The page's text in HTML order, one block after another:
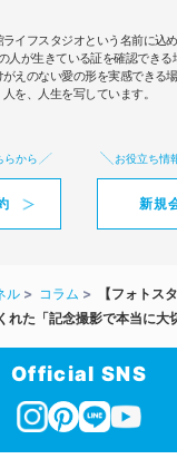
イフスタジオという名前に込め
人が生きている証を確認できる
えのない愛の形を実感できる場
人を、人生を写しています。
らから お役立ち情
新規
ル コラム
【フォトス
た「記念撮影で本当に大
Official SNS